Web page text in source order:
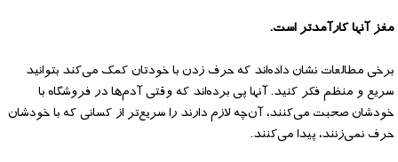
مغز آنها کارآمدتر است.
برخی مطالعات نشان داده‌اند که حرف زدن با خودتان کمک می‌کند بتوانید
سریع و منظم فکر کنید. آنها پی برده‌اند که وقتی آدم‌ها در فروشگاه با
خودشان صحبت می‌کنند، آن‌چه لازم دارند را سریع‌تر از کسانی که با خودشان
حرف نمی‌زنند، پیدا می‌کنند.